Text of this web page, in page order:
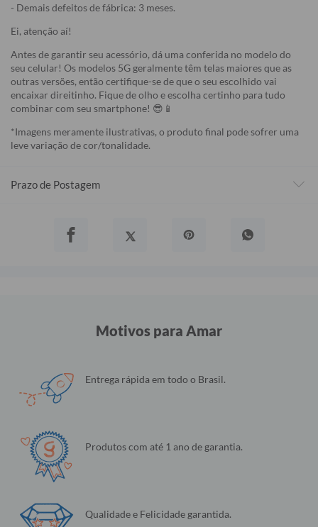
- Demais defeitos de fábrica: 3 meses.
Ei, atenção aí!
Antes de garantir seu acessório, dá uma conferida no modelo do
seu celular! Os modelos 5G geralmente têm telas maiores que as
outras versões, então certifique-se de que o seu escolhido vai
encaixar direitinho. Fique de olho e escolha certinho para tudo
combinar com seu smartphone! 😎📱
*Imagens meramente ilustrativas, o produto final pode sofrer uma
leve variação de cor/tonalidade.
Prazo de Postagem
Motivos para Amar
Entrega rápida em todo o Brasil.
Produtos com até 1 ano de garantia.
Qualidade e Felicidade garantida.